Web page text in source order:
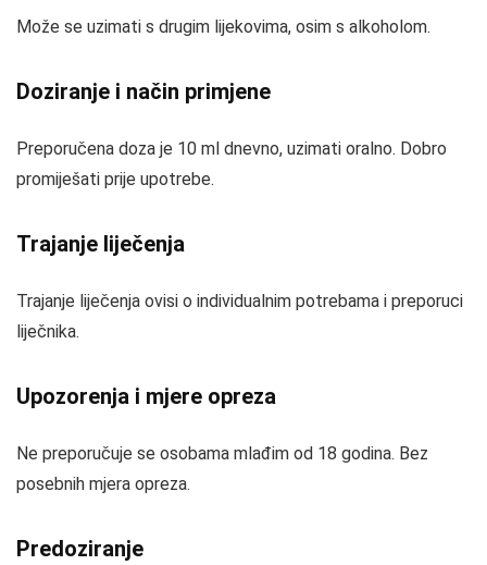
Može se uzimati s drugim lijekovima, osim s alkoholom.
Doziranje i način primjene
Preporučena doza je 10 ml dnevno, uzimati oralno. Dobro
promiješati prije upotrebe.
Trajanje liječenja
Trajanje liječenja ovisi o individualnim potrebama i preporuci
liječnika.
Upozorenja i mjere opreza
Ne preporučuje se osobama mlađim od 18 godina. Bez
posebnih mjera opreza.
Predoziranje